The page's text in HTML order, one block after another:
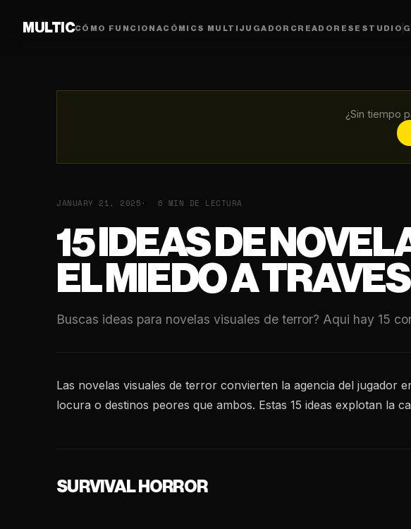
MULTICCÓMO FUNCIONACÓMICS MULTIJUGADOR CREADORES ESTUDIO
¿Sin tiempo
JANUARY 21, 2025 6 MIN DE LECTURA
15 IDEAS DE
EL MIEDO A
Buscas ideas para novelas visuales de terror? Aqui hay 15
Las novelas visuales de terror convierten la agencia del jugador
locura o destinos peores que ambos. Estas 15 ideas explotan la
SURVIVAL HORROR